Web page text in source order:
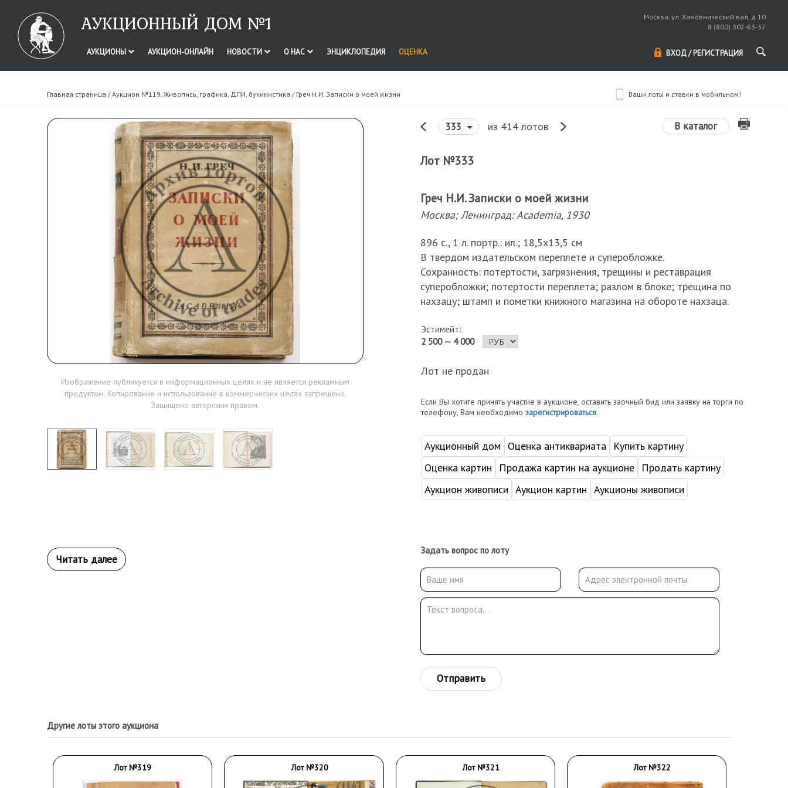
АУКЦИОННЫЙ ДОМ №1
Москва, ул. Хамовнический вал, д.10
8 (800) 302-63-32
АУКЦИОНЫ АУКЦИОН-ОНЛАЙН НОВОСТИ О НАС ЭНЦИКЛОПЕДИЯ ОЦЕНКА ВХОД / РЕГИСТРАЦИЯ
Главная страница /Аукцион №119. Живопись, графика, ДПИ, букинистика / Греч Н.И. Записки о моей жизни Ваши лоты и ставки в мобильном!
Изображение публикуется в информационных целях и не является рекламным
продуктом. Копирование и использование в коммерческих целях запрещено.
Защищено авторским правом.
333 из 414 лотов В каталог
Лот №333
Греч Н.И. Записки о моей жизни
Москва; Ленинград: Academia, 1930
896 с., 1 л. портр.: ил.; 18,5х13,5 см
В твердом издательском переплете и суперобложке.
Сохранность: потертости, загрязнения, трещины и реставрация
суперобложки; потертости переплета; разлом в блоке; трещина по
нахзацу; штамп и пометки книжного магазина на обороте нахзаца.
Эстимейт:
2 500 — 4 000
Лот не продан
Если Вы хотите принять участие в аукционе, оставить заочный бид или заявку на торги по
телефону, Вам необходимо зарегистрироваться.
Аукционный дом Оценка антиквариата
Купить картину
Оценка картин
Продажа картин на аукционе
Продать картину
Аукцион живописи Аукцион картин Аукционы живописи
Задать вопрос по лоту
Отправить
Другие лоты этого аукциона
Лот №319 Лот №320 Лот №321 Лот №322